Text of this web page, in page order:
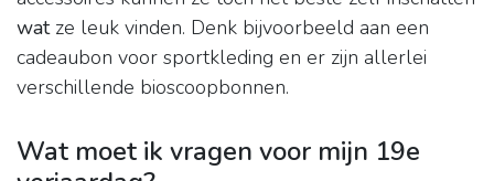
watze leuk vinden. Denk bijvoorbeeld aan een
cadeaubon voor sportkleding en er zijn allerlei
verschillende bioscoopbonnen.
Wat moet ik vragen voor mijn 19e